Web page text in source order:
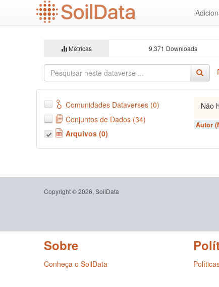
Métricas 9,371 Downloads
Comunidades Dataverses (0)
Conjuntos de Dados (34)
Arquivos (0)
Não
Autor
Copyright © 2026, SoilData
Sobre
Conheça o SoilData